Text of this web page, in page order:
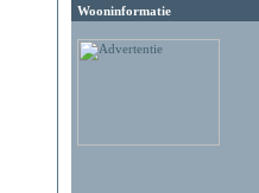
Wooninformatie